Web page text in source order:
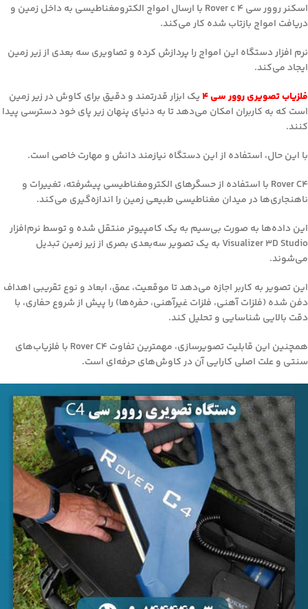
اسکنر روور سی 4 Rover c با ارسال امواج الکترومغناطیسی به داخل زمین و
دریافت امواج بازتاب شده کار می‌کند.
نرم افزار دستگاه این امواج را پردازش کرده و تصاویری سه بعدی از زیر زمین
ایجاد می‌کند.
فلزیاب تصویری روور سی 4
یک ابزار قدرتمند و دقیق برای کاوش در زیر زمین
است که به کاربران امکان می‌دهد تا به دنیای پنهان زیر پای خود دسترسی پیدا
کنند.
با این حال، استفاده از این دستگاه نیازمند دانش و مهارت خاصی است.
Rover C4 با استفاده از حسگرهای الکترومغناطیسی پیشرفته، تغییرات و
ناهنجاری‌ها در میدان مغناطیسی طبیعی زمین را اندازه‌گیری می‌کند.
این داده‌ها به صورت بی‌سیم به یک کامپیوتر منتقل شده و توسط نرم‌افزار
Visualizer 3D Studio به یک تصویر سه‌بعدی بصری از زیر زمین تبدیل
می‌شوند.
این تصویر به کاربر اجازه می‌دهد تا موقعیت، عمق، ابعاد و نوع تقریبی اهداف
دفن شده (فلزات آهنی، فلزات غیرآهنی، حفره‌ها) را پیش از شروع حفاری، با
دقت بالایی شناسایی و تحلیل کند.
همچنین این قابلیت تصویرسازی، مهمترین تفاوت Rover C4 با فلزیاب‌های
سنتی و علت اصلی کارایی آن در کاوش‌های حرفه‌ای است.